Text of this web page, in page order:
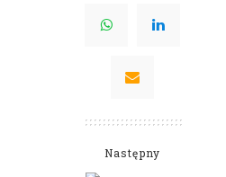
Następny